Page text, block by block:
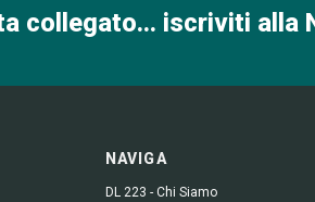
collegato... iscriviti alla
NAVIGA
DL 223 - Chi Siamo